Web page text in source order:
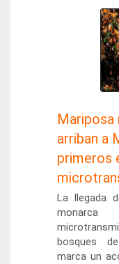
Mariposa
arriban a
primeros
La llegada
bosques
marca un